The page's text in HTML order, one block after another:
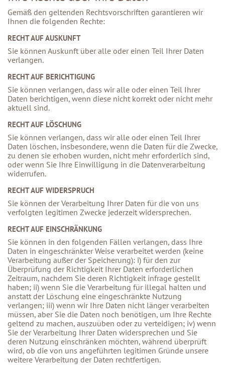
Gemäß den geltenden Rechtsvorschriften garantieren wir
Ihnen die folgenden Rechte:
RECHT AUF AUSKUNFT
Sie können Auskunft über alle oder einen Teil Ihrer Daten
verlangen.
RECHT AUF BERICHTIGUNG
Sie können verlangen, dass wir alle oder einen Teil Ihrer
Daten berichtigen, wenn diese nicht korrekt oder nicht mehr
aktuell sind.
RECHT AUF LÖSCHUNG
Sie können verlangen, dass wir alle oder einen Teil Ihrer
Daten löschen, insbesondere, wenn die Daten für die Zwecke,
zu denen sie erhoben wurden, nicht mehr erforderlich sind,
oder wenn Sie Ihre Einwilligung in die Datenverarbeitung
widerrufen.
RECHT AUF WIDERSPRUCH
Sie können der Verarbeitung Ihrer Daten für die von uns
verfolgten legitimen Zwecke jederzeit widersprechen.
RECHT AUF EINSCHRÄNKUNG
Sie können in den folgenden Fällen verlangen, dass Ihre
Daten in eingeschränkter Weise verarbeitet werden (keine
Verarbeitung außer der Speicherung): i) für den zur
Überprüfung der Richtigkeit Ihrer Daten erforderlichen
Zeitraum, nachdem Sie deren Richtigkeit infrage gestellt
haben; ii) wenn Sie die Verarbeitung für illegal halten und
anstatt der Löschung eine eingeschränkte Nutzung
verlangen; iii) wenn wir Ihre Daten nicht länger verarbeiten
müssen, aber Sie die Daten noch benötigen, um Ihre Rechte
geltend zu machen, auszuüben oder zu verteidigen; iv) wenn
Sie der Verarbeitung Ihrer Daten widersprechen und Sie
deren Nutzung einschränken möchten, während überprüft
wird, ob die von uns angeführten legitimen Gründe unsere
weitere Verarbeitung der Daten rechtfertigen.